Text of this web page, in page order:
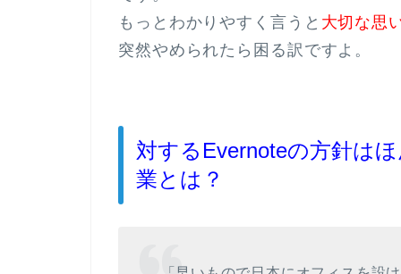
もっとわかりやすく言うと 大切な思
突然やめられたら困る訳ですよ。
対するEvernoteの方針は
業とは？